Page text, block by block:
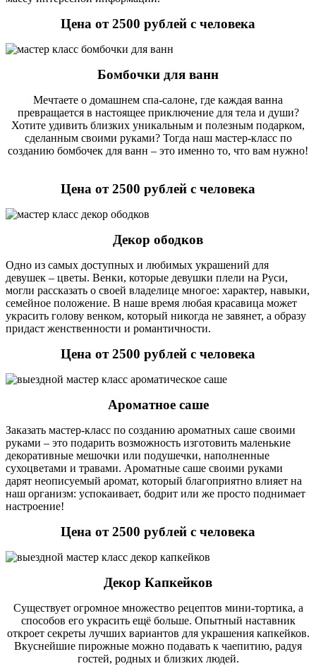
Цена от 2500 рублей с человека
Бомбочки для ванн
Мечтаете о домашнем спа-салоне, где каждая ванна
превращается в настоящее приключение для тела и души?
Хотите удивить близких уникальным и полезным подарком,
сделанным своими руками? Тогда наш мастер-класс по
созданию бомбочек для ванн – это именно то, что вам нужно!
Цена от 2500 рублей с человека
Декор ободков
Одно из самых доступных и любимых украшений для
девушек – цветы. Венки, которые девушки плели на Руси,
могли рассказать о своей владелице многое: характер, навыки,
семейное положение. В наше время любая красавица может
украсить голову венком, который никогда не завянет, а образу
придаст женственности и романтичности.
Цена от 2500 рублей с человека
Ароматное саше
Заказать мастер-класс по созданию ароматных саше своими
руками – это подарить возможность изготовить маленькие
декоративные мешочки или подушечки, наполненные
сухоцветами и травами. Ароматные саше своими руками
дарят неописуемый аромат, который благоприятно влияет на
наш организм: успокаивает, бодрит или же просто поднимает
настроение!
Цена от 2500 рублей с человека
Декор Капкейков
Существует огромное множество рецептов мини-тортика, а
способов его украсить ещё больше. Опытный наставник
откроет секреты лучших вариантов для украшения капкейков.
Вкуснейшие пирожные можно подавать к чаепитию, радуя
гостей, родных и близких людей.